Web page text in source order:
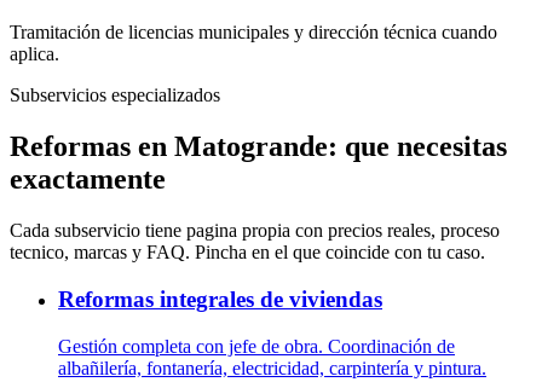
Tramitación de licencias municipales y dirección técnica cuando
aplica.
Subservicios especializados
Reformas en Matogrande: que necesitas
exactamente
Cada subservicio tiene pagina propia con precios reales, proceso
tecnico, marcas y FAQ. Pincha en el que coincide con tu caso.
Reformas integrales de viviendas
Gestión completa con jefe de obra. Coordinación de
albañilería, fontanería, electricidad, carpintería y pintura.